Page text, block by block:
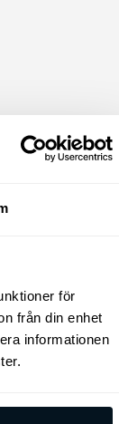
för
från din enhet
informationen
Kia
bakruta
Riskera inte
Kia torkarblad
passform för din